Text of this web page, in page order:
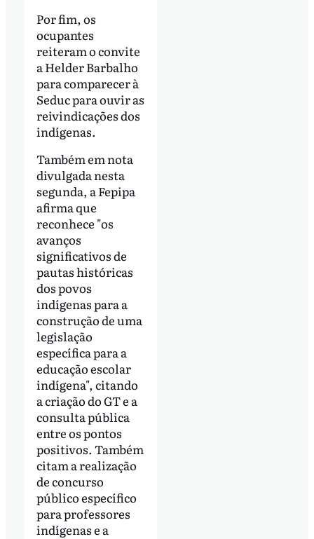
Por fim, os
ocupantes
reiteram o convite
a Helder Barbalho
para comparecer à
Seduc para ouvir as
reivindicações dos
indígenas.
Também em nota
divulgada nesta
segunda, a Fepipa
afirma que
reconhece "os
avanços
significativos de
pautas históricas
dos povos
indígenas para a
construção de uma
legislação
específica para a
educação escolar
indígena", citando
a criação do GT e a
consulta pública
entre os pontos
positivos. Também
citam a realização
de concurso
público específico
para professores
indígenas e a